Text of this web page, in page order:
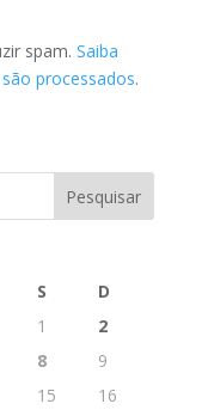
spam. Saiba
processados.
S
D
1
2
8
9
15
16